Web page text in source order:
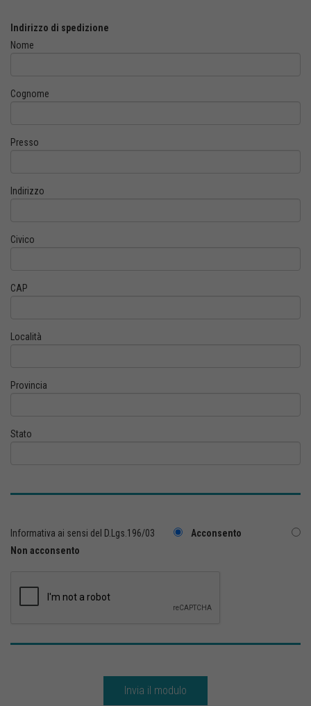
Indirizzo di spedizione
Nome
Cognome
Presso
Indirizzo
Civico
CAP
Località
Provincia
Stato
Informativa ai sensi del D.Lgs.196/03
Acconsento
Non acconsento
Invia il modulo